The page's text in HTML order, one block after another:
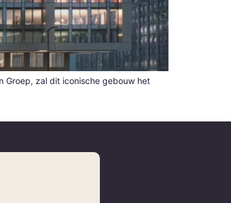
Groep, zal dit iconische gebouw het